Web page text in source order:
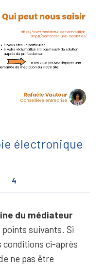
électronique
4
du médiateur
suivants. Si
conditions ci-après
ne pas être